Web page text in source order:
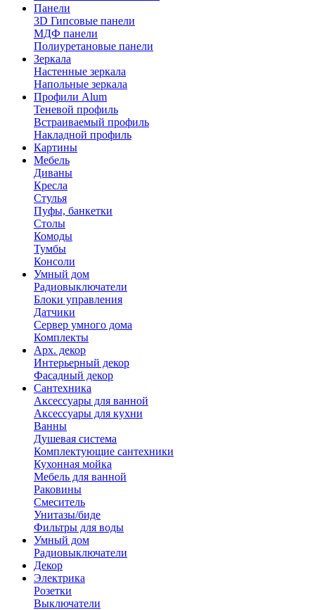
Панели
3D Гипсовые панели
МДФ панели
Полиуретановые панели
Зеркала
Настенные зеркала
Напольные зеркала
Профили Alum
Теневой профиль
Встраиваемый профиль
Накладной профиль
Картины
Мебель
Диваны
Кресла
Стулья
Пуфы, банкетки
Столы
Комоды
Тумбы
Консоли
Умный дом
Радиовыключатели
Блоки управления
Датчики
Сервер умного дома
Комплекты
Арх. декор
Интерьерный декор
Фасадный декор
Сантехника
Аксессуары для ванной
Аксессуары для кухни
Ванны
Душевая система
Комплектующие сантехники
Кухонная мойка
Мебель для ванной
Раковины
Смеситель
Унитазы/биде
Фильтры для воды
Умный дом
Радиовыключатели
Декор
Электрика
Розетки
Выключатели